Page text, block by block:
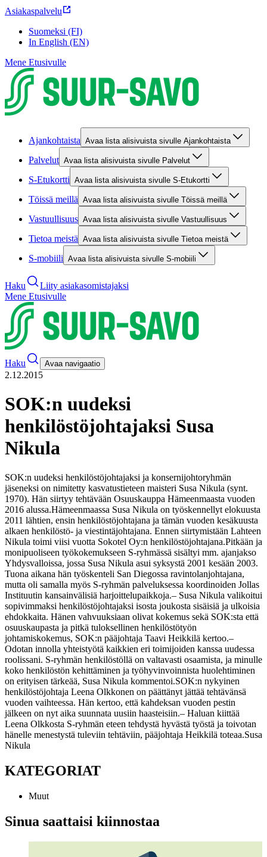
Asiakaspalvelu
Suomeksi (FI)
In English (EN)
Mene Etusivulle
Ajankohtaista Avaa lista alisivuista sivulle Ajankohtaista
Palvelut Avaa lista alisivuista sivulle Palvelut
S-Etukortti Avaa lista alisivuista sivulle S-Etukortti
Töissä meillä Avaa lista alisivuista sivulle Töissä meillä
Vastuullisuus Avaa lista alisivuista sivulle Vastuullisuus
Tietoa meistä Avaa lista alisivuista sivulle Tietoa meistä
S-mobiili Avaa lista alisivuista sivulle S-mobiili
Haku
Liity asiakasomistajaksi
Mene Etusivulle
Haku Avaa navigaatio
2.12.2015
SOK:n uudeksi
henkilöstöjohtajaksi Susa
Nikula
SOK:n uudeksi henkilöstöjohtajaksi ja konsernijohtoryhmän
jäseneksi on nimitetty kasvatustieteen maisteri Susa Nikula (synt.
1970). Hän siirtyy tehtävään Osuuskauppa Hämeenmaasta vuoden
2016 alussa.Hämeenmaassa Susa Nikula on työskennellyt elokuusta
2011 lähtien, ensin henkilöstöjohtajana ja tämän vuoden kesäkuusta
alkaen henkilöstö- ja viestintäjohtajana. Ennen siirtymistään Lahteen
Nikula toimi viisi vuotta Sokotel Oy:n henkilöstöjohtajana.Pitkään ja
monipuoliseen työkokemukseen S-ryhmässä sisältyi mm. ajanjakso
Yhdysvalloissa, jossa Susa Nikula asui syksystä 2001 kesään 2003.
Tuona aikana hän työskenteli San Diegossa ravintolanjohtajana,
mutta oli samalla myös S-ryhmän palveluksessa koordinoiden Jollas
Instituutin kansainvälisiä harjoittelupaikkoja.– Susa Nikula valikoitui
sopivimmaksi henkilöstöjohtajaksi isosta joukosta sisäisiä ja ulkoisia
ehdokkaita. Hänen vahvuuksiaan olivat kokemus sekä SOK:sta että
osuuskaupasta ja pitkä tuloksellinen henkilöstötyön
johtamiskokemus, SOK:n pääjohtaja Taavi Heikkilä kertoo.–
Odotan innolla yhteistyötä kaikkien eri toimijoiden kanssa uudessa
roolissani. S-ryhmän henkilöstöllä on valtavasti osaamista, ja minulle
koko henkilöstön kehittäminen ja työhyvinvoinnista huolehtiminen
on erityisen tärkeää, Susa Nikula kommentoi.SOK:n nykyinen
henkilöstöjohtaja Leena Olkkonen on päättänyt jättää tehtävänsä
vuoden vaihteessa. Hän kertoo, että kahdeksan vuoden pestin
jälkeen on nyt aika suunnata uusiin haasteisiin.– Haluan kiittää
Leena Olkkosta S-ryhmän eteen tehdystä hyvästä työstä ja toivotan
hänelle menestystä tuleviin tehtäviin, pääjohtaja Heikkilä toteaa.Susa
Nikula
KATEGORIAT
Muut
Sinua saattaisi kiinnostaa